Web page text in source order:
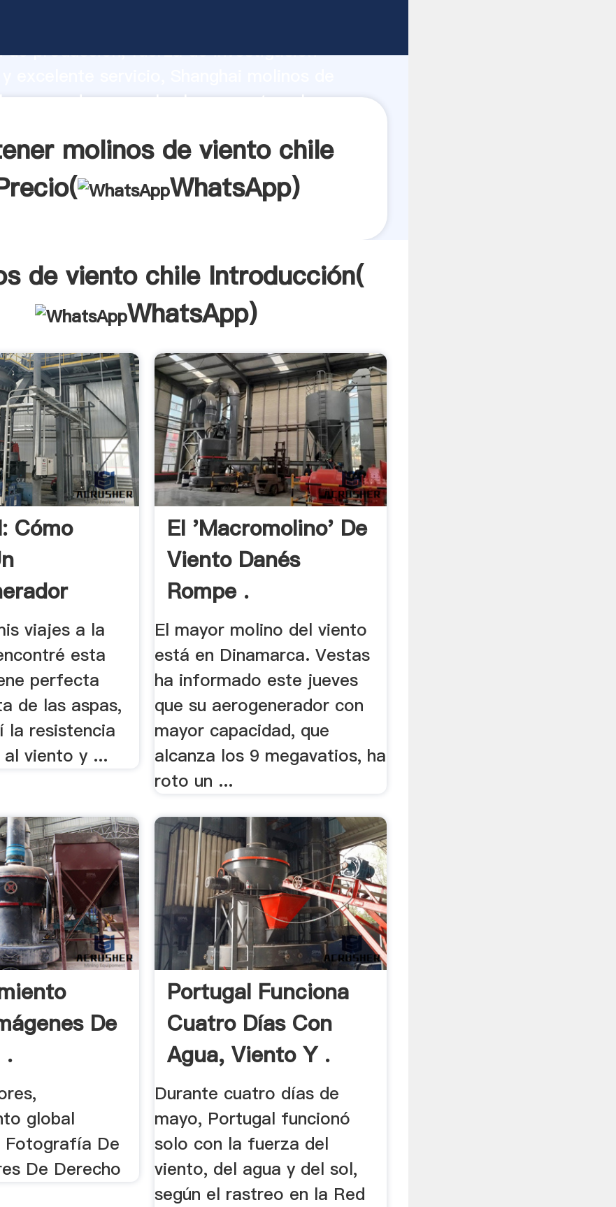
de producción, fuerza de investigación
proveedor crea el valor y aporta valores a
molinos de viento chile
WhatsApp)
de viento chile Introducción(
WhatsApp)
Cómo
viajes a la
esta
perfecta
de las aspas,
la resistencia
viento y ...
El 'macromolino' De
Viento Danés
Rompe .
El mayor molino del viento
está en Dinamarca. Vestas
ha informado este jueves
que su aerogenerador con
mayor capacidad, que
alcanza los 9 megavatios, ha
roto un ...
De
.
global
Fotografía De
De Derecho
Portugal Funciona
Cuatro Días Con
Agua, Viento Y .
Durante cuatro días de
mayo, Portugal funcionó
solo con la fuerza del
viento, del agua y del sol,
según el rastreo en la Red